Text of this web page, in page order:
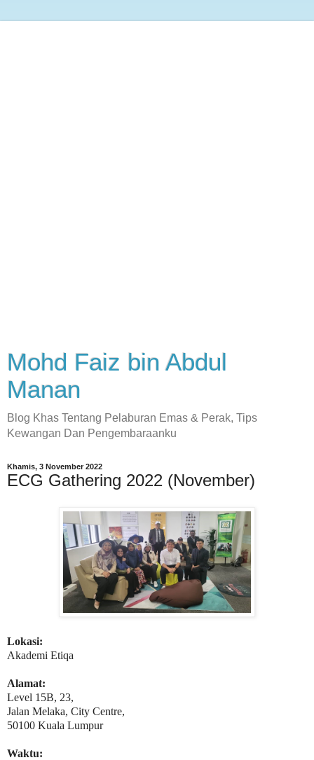
Mohd Faiz bin Abdul
Manan
Blog Khas Tentang Pelaburan Emas & Perak, Tips
Kewangan Dan Pengembaraanku
Khamis, 3 November 2022
ECG Gathering 2022 (November)
Lokasi:
Akademi Etiqa
Alamat:
Level 15B, 23,
Jalan Melaka, City Centre,
50100 Kuala Lumpur
Waktu: